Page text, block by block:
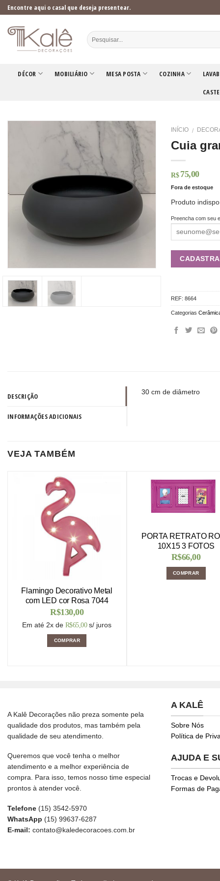
Skip
to
content
Encontre aqui o casal que deseja presentear.
DÉCOR MOBILIÁRIO MESA POSTA COZINHA
INÍCIO /
Cuia
R$ 75,00
Fora de estoque
Produto
Preencha com seu
REF:8664
Categorias
DESCRIÇÃO
INFORMAÇÕES ADICIONAIS
30 cm de diâmetro
VEJA TAMBÉM
Flamingo Decorativo Metal
com LED cor Rosa 7044
R$130,00
Em até 2x de R$65,00 s/ juros
COMPRAR
PORTA RETRATO
10X15 3 FOTOS
R$66,00
COMPRAR
A Kalê Decorações não preza somente pela
qualidade dos produtos, mas também pela
qualidade de seu atendimento.
Queremos que você tenha o melhor
atendimento e a melhor experiência de
compra. Para isso, temos nosso time especial
prontos à atender você.
Telefone (15) 3542-5970
WhatsApp (15) 99637-6287
E-mail: contato@kaledecoracoes.com.br
A KALÊ
Sobre Nós
Política de
AJUDA E
Trocas e
Formas de